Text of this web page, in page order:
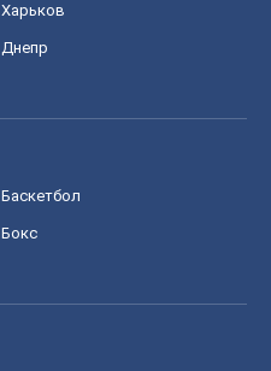
Харьков
Днепр
Баскетбол
Бокс